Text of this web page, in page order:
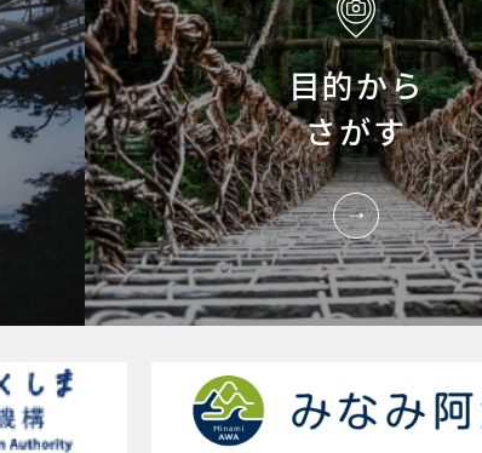
目的から
さがす